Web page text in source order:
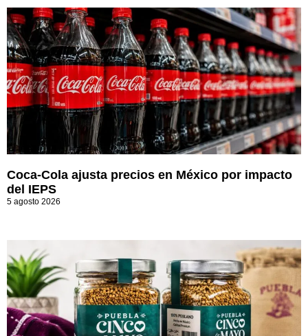
Coca-Cola ajusta precios en México por impacto
del IEPS
5 agosto 2026